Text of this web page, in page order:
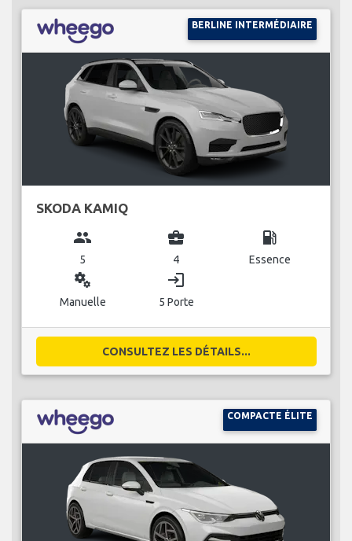
BERLINE INTERMÉDIAIRE
SKODA KAMIQ
group
5
business_center
4
local_gas_station
Essence
miscellaneous_services
Manuelle
login
5 Porte
CONSULTEZ LES DÉTAILS...
COMPACTE ÉLITE